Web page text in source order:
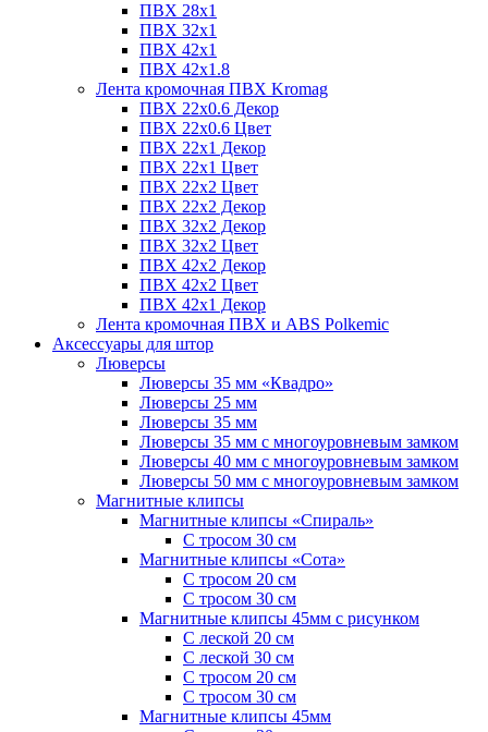
ПВХ 28х1
ПВХ 32x1
ПВХ 42х1
ПВХ 42х1.8
Лента кромочная ПВХ Kromag
ПВХ 22x0.6 Декор
ПВХ 22x0.6 Цвет
ПВХ 22x1 Декор
ПВХ 22x1 Цвет
ПВХ 22x2 Цвет
ПВХ 22x2 Декор
ПВХ 32x2 Декор
ПВХ 32x2 Цвет
ПВХ 42x2 Декор
ПВХ 42x2 Цвет
ПВХ 42x1 Декор
Лента кромочная ПВХ и ABS Polkemic
Аксессуары для штор
Люверсы
Люверсы 35 мм «Квадро»
Люверсы 25 мм
Люверсы 35 мм
Люверсы 35 мм с многоуровневым замком
Люверсы 40 мм с многоуровневым замком
Люверсы 50 мм с многоуровневым замком
Магнитные клипсы
Магнитные клипсы «Спираль»
С тросом 30 см
Магнитные клипсы «Сота»
С тросом 20 см
С тросом 30 см
Магнитные клипсы 45мм с рисунком
С леской 20 см
С леской 30 см
С тросом 20 см
С тросом 30 см
Магнитные клипсы 45мм